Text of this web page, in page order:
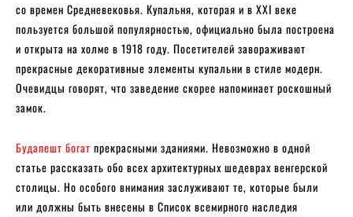
со времен Средневековья. Купальня, которая и в XXI веке
пользуется большой популярностью, официально была построена
и открыта на холме в 1918 году. Посетителей завораживают
прекрасные декоративные элементы купальни в стиле модерн.
Очевидцы говорят, что заведение скорее напоминает роскошный
замок.
Будапешт богат прекрасными зданиями. Невозможно в одной
статье рассказать обо всех архитектурных шедеврах венгерской
столицы. Но особого внимания заслуживают те, которые были
или должны быть внесены в Список всемирного наследия